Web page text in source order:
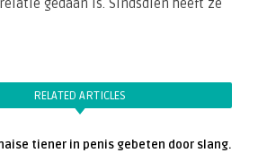
gedaan is. Sindsdien heeft ze
RELATED ARTICLES
tiener in penis gebeten door slang.